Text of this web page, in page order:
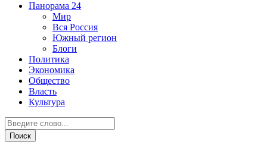
Панорама 24
Мир
Вся Россия
Южный регион
Блоги
Политика
Экономика
Общество
Власть
Культура